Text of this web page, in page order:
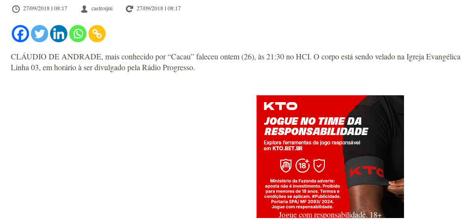
27/09/2018 l 08:17 castroijui 27/09/2018 l 08:17
CLÁUDIO DE ANDRADE, mais conhecido por “Cacau” faleceu ontem (26), às 21:30 no HCI. O corpo está sendo velado na Igreja
Linha 03, em horário à ser divulgado pela Rádio Progresso.
Jogue com responsabilidade. 18+